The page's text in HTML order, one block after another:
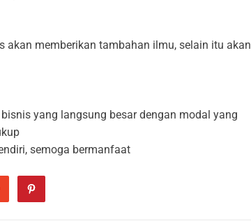
akan memberikan tambahan ilmu, selain itu akan
yang langsung besar dengan modal yang
semoga bermanfaat